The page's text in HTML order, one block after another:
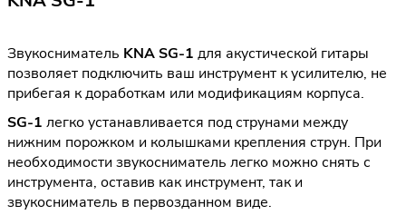
Звукосниматель KNA SG-1 для акустической гитары
позволяет подключить ваш инструмент к усилителю, не
прибегая к доработкам или модификациям корпуса.
SG-1 легко устанавливается под струнами между
нижним порожком и колышками крепления струн. При
необходимости звукосниматель легко можно снять с
инструмента, оставив как инструмент, так и
звукосниматель в первозданном виде.